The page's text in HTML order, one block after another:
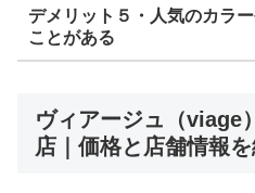
デメリット５・人気のカラ
ことがある
ヴィアージュ（viage
店｜価格と店舗情報